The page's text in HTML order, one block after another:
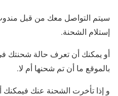
سيتم التواصل معك من قبل
إستلام الشحنة.
أو يمكنك أن تعرف حالة شحنتك
بالموقع ما أن تم شحنها أم لا.
و إذا تأخرت الشحنة عنك فيمكنك